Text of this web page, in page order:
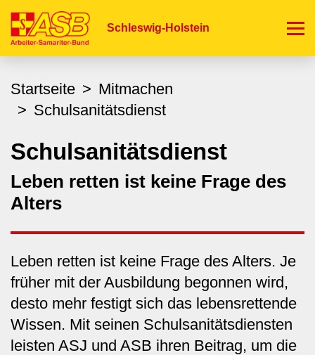
zum
Schleswig-Holstein
Startseite
Mitmachen
Schulsanitätsdienst
Schulsanitätsdienst
Leben retten ist keine Frage des
Alters
Leben retten ist keine Frage des Alters. Je
früher mit der Ausbildung begonnen wird,
desto mehr festigt sich das lebensrettende
Wissen. Mit seinen Schulsanitätsdiensten
leisten ASJ und ASB ihren Beitrag, um die